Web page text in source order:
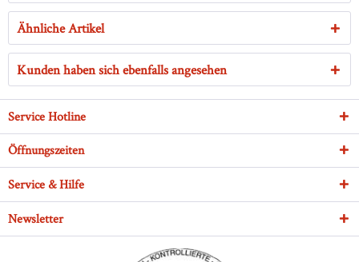
Ähnliche Artikel
Kunden haben sich ebenfalls angesehen
Service Hotline
Öffnungszeiten
Service & Hilfe
Newsletter